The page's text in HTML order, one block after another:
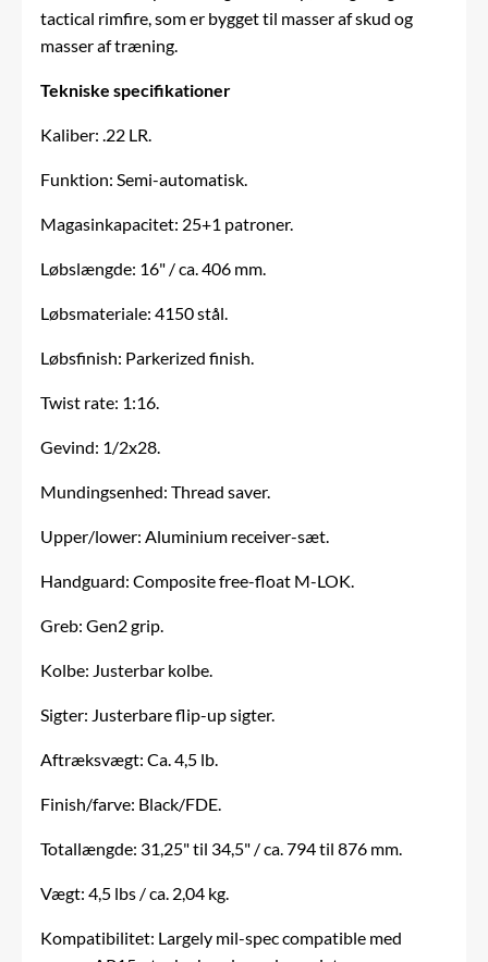
tactical rimfire, som er bygget til masser af skud og
masser af træning.
Tekniske specifikationer
Kaliber: .22 LR.
Funktion: Semi-automatisk.
Magasinkapacitet: 25+1 patroner.
Løbslængde: 16" / ca. 406 mm.
Løbsmateriale: 4150 stål.
Løbsfinish: Parkerized finish.
Twist rate: 1:16.
Gevind: 1/2x28.
Mundingsenhed: Thread saver.
Upper/lower: Aluminium receiver-sæt.
Handguard: Composite free-float M-LOK.
Greb: Gen2 grip.
Kolbe: Justerbar kolbe.
Sigter: Justerbare flip-up sigter.
Aftræksvægt: Ca. 4,5 lb.
Finish/farve: Black/FDE.
Totallængde: 31,25" til 34,5" / ca. 794 til 876 mm.
Vægt: 4,5 lbs / ca. 2,04 kg.
Kompatibilitet: Largely mil-spec compatible med